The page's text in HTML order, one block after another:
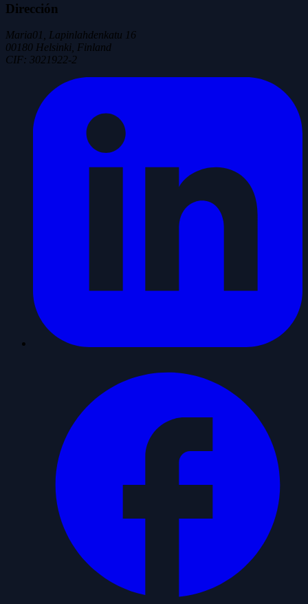
Dirección
Maria01, Lapinlahdenkatu 16
00180 Helsinki, Finland
CIF: 3021922-2